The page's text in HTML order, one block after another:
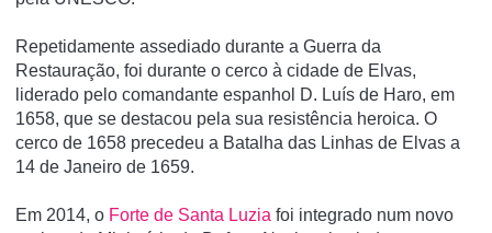
Repetidamente assediado durante a Guerra da
Restauração, foi durante o cerco à cidade de Elvas,
liderado pelo comandante espanhol D. Luí­s de Haro, em
1658, que se destacou pela sua resistência heroica. O
cerco de 1658 precedeu a Batalha das Linhas de Elvas a
14 de Janeiro de 1659.
Em 2014, o Forte de Santa Luzia foi integrado num novo